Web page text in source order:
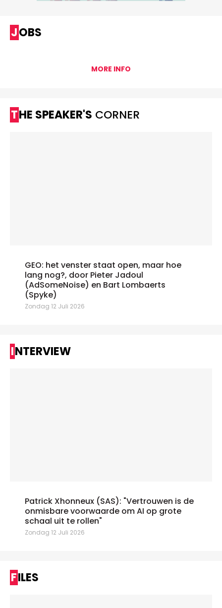
JOBS
MORE INFO
THE SPEAKER'S CORNER
GEO: het venster staat open, maar hoe
lang nog?, door Pieter Jadoul
(AdSomeNoise) en Bart Lombaerts
(Spyke)
Zondag 12 Juli 2026
INTERVIEW
Patrick Xhonneux (SAS): "Vertrouwen is de
onmisbare voorwaarde om AI op grote
schaal uit te rollen"
Zondag 12 Juli 2026
FILES